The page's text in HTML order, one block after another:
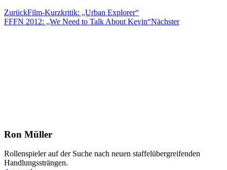
ZurückFilm-Kurzkritik: „Urban Explorer“
FFFN 2012: „We Need to Talk About Kevin“Nächster
Ron Müller
Rollenspieler auf der Suche nach neuen staffelübergreifenden
Handlungssträngen.